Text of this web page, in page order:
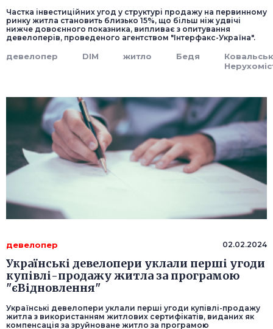
Частка інвестиційних угод у структурі продажу на первинному
ринку житла становить близько 15%, що більш ніж удвічі
нижче довоєнного показника, випливає з опитування
девелоперів, проведеного агентством "Інтерфакс-Україна".
девелопер DIM житло Бедя
девелопер 02.02.2024
Українські девелопери уклали перші угоди
купівлі-продажу житла за програмою
"єВідновлення"
Українські девелопери уклали перші угоди купівлі-продажу
житла з використанням житлових сертифікатів, виданих як
компенсація за зруйноване житло за програмою